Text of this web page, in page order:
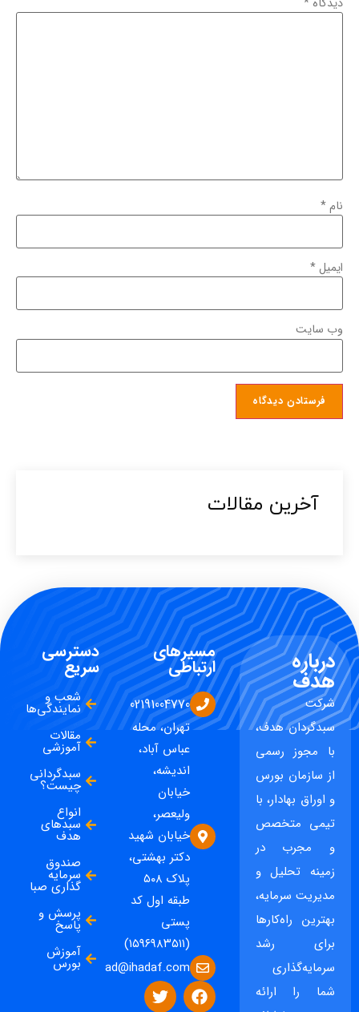
دیدگاه *
نام*
ایمیل*
وب‌ سایت
آخرین مقالات​
درباره
هدف
شرکت
سبدگردان هدف،
با مجوز رسمی
از سازمان بورس
و اوراق بهادار، با
تیمی متخصص
و مجرب در
زمینه تحلیل و
مدیریت سرمایه،
بهترین راه‌کارها
برای رشد
سرمایه‌گذاری
شما را ارائه
مسیرهای
ارتباطی
02191004770
تهران، محله
عباس آباد،
اندیشه،
خیابان
ولیعصر،
خیابان شهید
دکتر بهشتی،
پلاک ۵۰۸
طبقه اول کد
پستی
(۱۵۹۶۹۸۳۵۱۱)
ad@ihadaf.com
دسترسی
سریع
شعب و
نمایندگی‌ها
مقالات
آموزشی
سبدگردانی
چیست؟
انواع
سبدهای
هدف
صندوق
سرمایه
گذاری صبا
پرسش و
پاسخ
آموزش
بورس